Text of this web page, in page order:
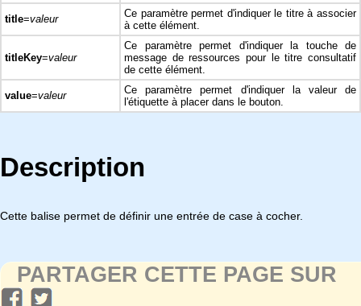
title=valeur
Ce paramètre permet d'indiquer le titre à associer
à cette élément.
titleKey=valeur
Ce paramètre permet d'indiquer la touche de
message de ressources pour le titre consultatif
de cette élément.
value=valeur
Ce paramètre permet d'indiquer la valeur de
l'étiquette à placer dans le bouton.
Description
Cette balise permet de définir une entrée de case à cocher.
PARTAGER CETTE PAGE SUR